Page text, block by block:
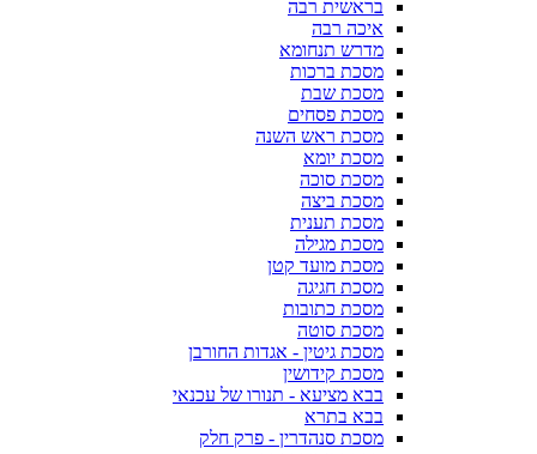
בראשית רבה
איכה רבה
מדרש תנחומא
מסכת ברכות
מסכת שבת
מסכת פסחים
מסכת ראש השנה
מסכת יומא
מסכת סוכה
מסכת ביצה
מסכת תענית
מסכת מגילה
מסכת מועד קטן
מסכת חגיגה
מסכת כתובות
מסכת סוטה
מסכת גיטין - אגדות החורבן
מסכת קידושין
בבא מציעא - תנורו של עכנאי
בבא בתרא
מסכת סנהדרין - פרק חלק